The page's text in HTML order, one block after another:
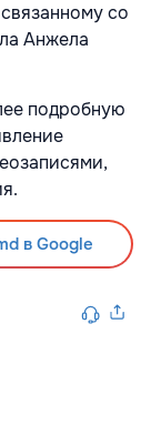
со
Анжела
подробную
в Google